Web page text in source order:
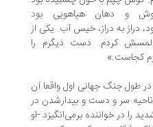
هیاهویی بود
به دراز، خیس آب. یکی از
دست دیگرم را
جهانی اول واقعا آن
و دست و بیدارشدن در
برمی‌انگیزد -او